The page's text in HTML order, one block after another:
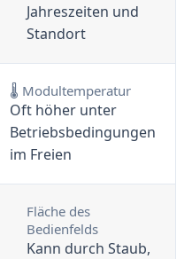
Jahreszeiten und
Standort
🌡 Modultemperatur
Oft höher unter
Betriebsbedingungen
im Freien
Fläche des
Bedienfelds
Kann durch Staub,